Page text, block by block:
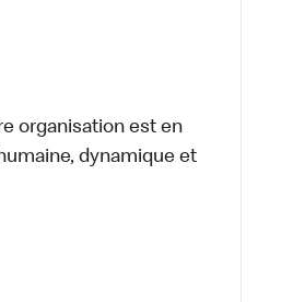
Santé et
organisation est en
dynamique et